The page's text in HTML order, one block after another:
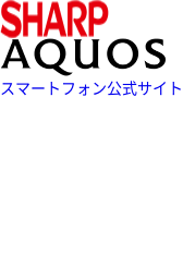
スマートフォン公式サイト